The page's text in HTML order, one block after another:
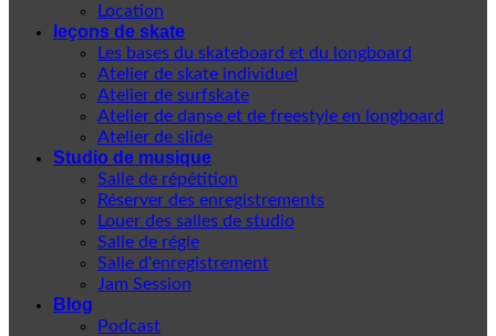
Location
leçons de skate
Les bases du skateboard et du longboard
Atelier de skate individuel
Atelier de surfskate
Atelier de danse et de freestyle en longboard
Atelier de slide
Studio de musique
Salle de répétition
Réserver des enregistrements
Louer des salles de studio
Salle de régie
Salle d'enregistrement
Jam Session
Blog
Podcast